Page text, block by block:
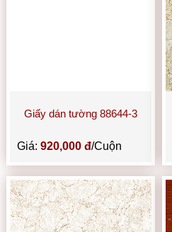
Giấy dán tường 88644-3
Giá:920,000 đ/Cuộn